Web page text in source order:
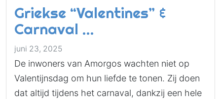
Griekse “Valentines” &
Carnaval …
juni 23, 2025
De inwoners van Amorgos wachten niet op
Valentijnsdag om hun liefde te tonen. Zij doen
dat altijd tijdens het carnaval, dankzij een hele